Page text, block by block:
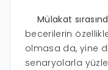
Mülakat
becerilerin
olmasa da, yine
senaryolarla